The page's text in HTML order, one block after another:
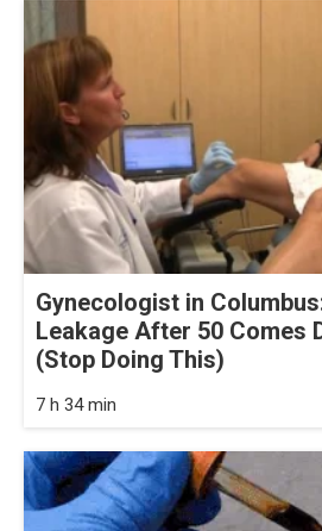
Gynecologist in
Leakage After 50 Comes
(Stop Doing This)
7 h 34 min